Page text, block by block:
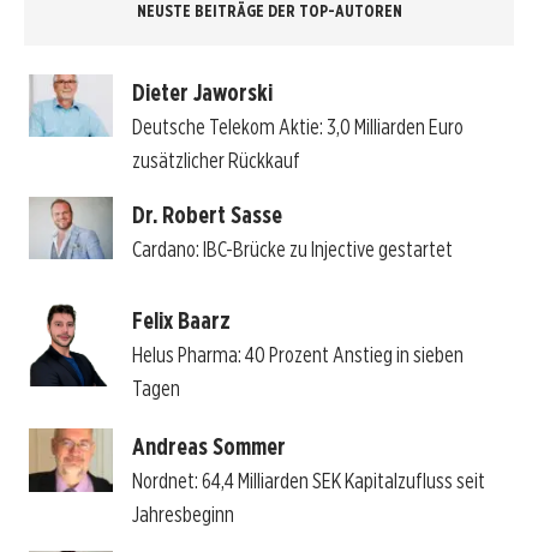
NEUSTE BEITRÄGE DER TOP-AUTOREN
Dieter Jaworski
Deutsche Telekom Aktie: 3,0 Milliarden Euro
zusätzlicher Rückkauf
Dr. Robert Sasse
Cardano: IBC-Brücke zu Injective gestartet
Felix Baarz
Helus Pharma: 40 Prozent Anstieg in sieben
Tagen
Andreas Sommer
Nordnet: 64,4 Milliarden SEK Kapitalzufluss seit
Jahresbeginn